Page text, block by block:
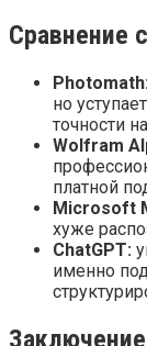
Сравнение
но
точности
Wolfram
платной
Microsoft
хуже
ChatGPT:
именно
Заключение